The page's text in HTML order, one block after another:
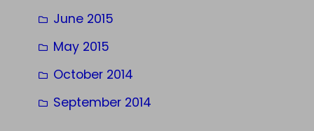
June 2015
May 2015
October 2014
September 2014